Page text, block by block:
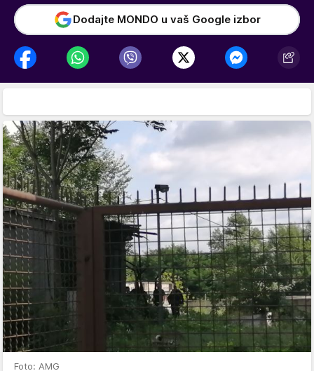
Dodajte MONDO u vaš Google izbor
Foto: AMG